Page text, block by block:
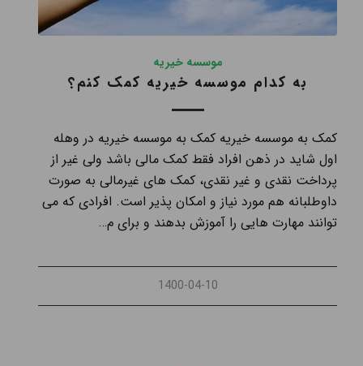
موسسه خیریه
به کدام موسسه خیریه کمک کنم؟
کمک به موسسه خیریه کمک به موسسه خیریه در وهله
اول شاید در ذهن افراد فقط کمک مالی باشد ولی غیر از
پرداخت نقدی و غیر نقدی، کمک های غیرمالی به صورت
داوطلبانه هم مورد نیاز و امکان پذیر است. افرادی که می
توانند مهارت هایی را آموزش بدهند و برای م…
1400-04-10